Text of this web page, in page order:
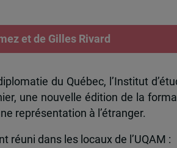
et de Gilles Rivard
du Québec, l’Institut
une nouvelle édition de la
représentation à l’étranger.
réuni dans les locaux de l’UQAM :